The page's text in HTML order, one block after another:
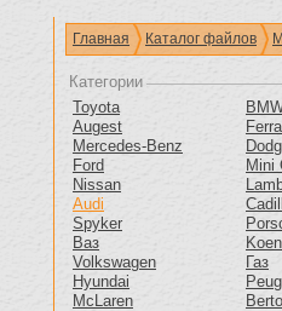
Главная Каталог файлов
Категории
Toyota
Augest
Mercedes-Benz
Ford
Mini
Nissan
Audi
Spyker
Ваз
Volkswagen
Газ
Hyundai
McLaren